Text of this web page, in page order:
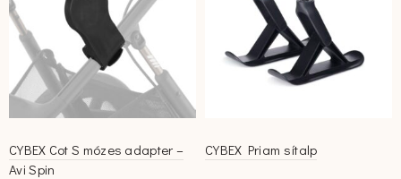
CYBEX Cot S mózes adapter –
Avi Spin
CYBEX Priam sítalp